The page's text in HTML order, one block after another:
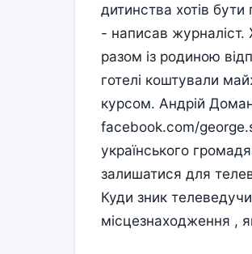
дитинства хотів
- написав журналіст.
разом із родиною
готелі коштували
курсом. Андрій
facebook.com/
українського
залишатися для
Куди зник
місцезнаходження ,